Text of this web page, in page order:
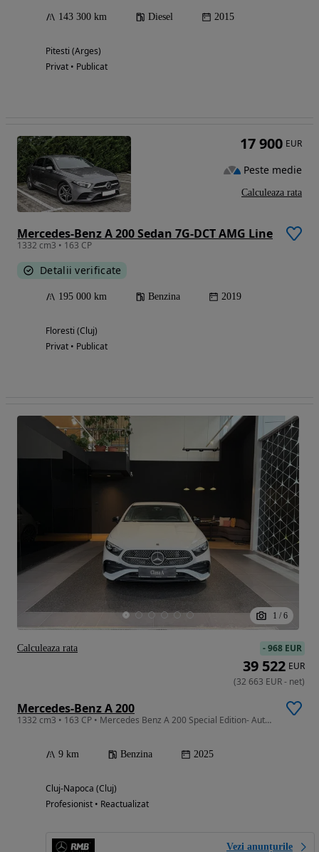
143 300 km Diesel 2015
Pitesti (Arges)
Privat • Publicat
Mercedes-Benz A 200 Sedan 7G-DCT AMG Line
1332 cm3 • 163 CP
Detalii verificate
195 000 km Benzina 2019
Floresti (Cluj)
Privat • Publicat
17 900 EUR
Peste medie
Calculeaza rata
1 / 6
Mercedes-Benz A 200
1332 cm3 • 163 CP • Mercedes Benz A 200 Special Edition- Autoturism nou
9 km Benzina 2025
Cluj-Napoca (Cluj)
Profesionist • Reactualizat
Vezi anunțurile
-968 EUR
39 522 EUR
(32 663 EUR- net)
Calculeaza rata